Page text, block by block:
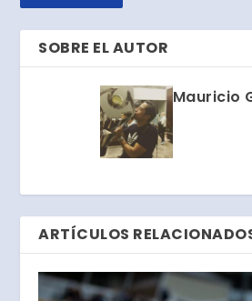
SOBRE EL AUTOR
Mauricio
ARTÍCULOS